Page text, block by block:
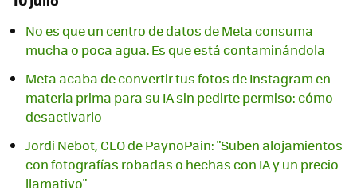
No es que un centro de datos de Meta consuma
mucha o poca agua. Es que está contaminándola
Meta acaba de convertir tus fotos de Instagram en
materia prima para su IA sin pedirte permiso: cómo
desactivarlo
Jordi Nebot, CEO de PaynoPain: "Suben alojamientos
con fotografías robadas o hechas con IA y un precio
llamativo"